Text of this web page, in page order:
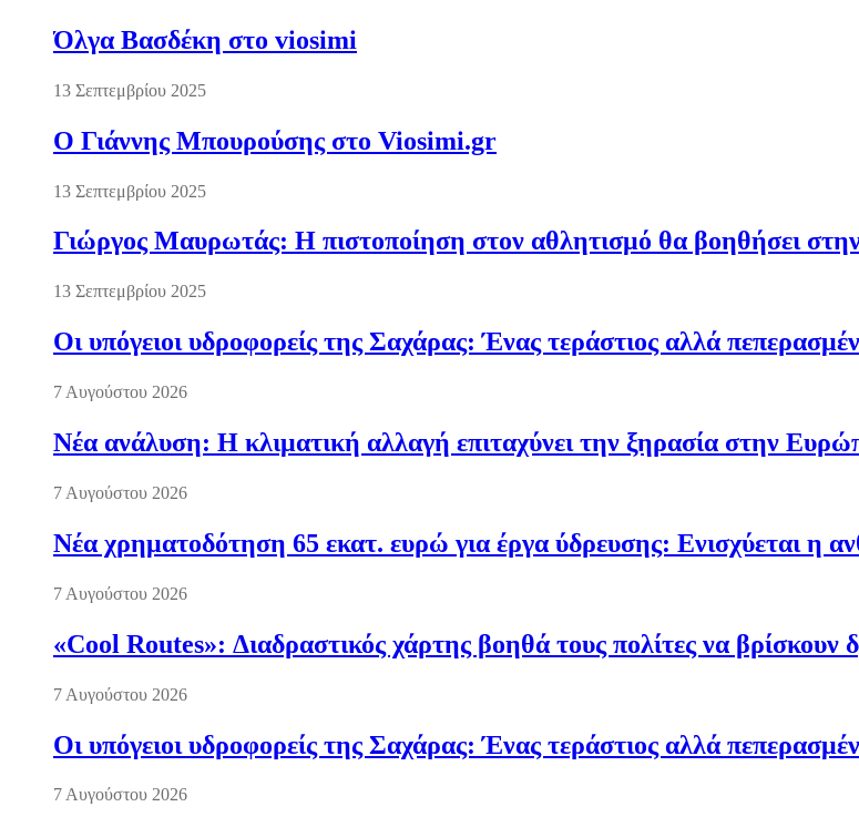
Όλγα Βασδέκη στο viosimi
13 Σεπτεμβρίου 2025
Ο Γιάννης Μπουρούσης στο Viosimi.gr
13 Σεπτεμβρίου 2025
Γιώργος Μαυρωτάς: Η πιστοποίηση στον αθλητισμό θα βοηθήσει
13 Σεπτεμβρίου 2025
Οι υπόγειοι υδροφορείς της Σαχάρας: Ένας τεράστιος αλλά
7 Αυγούστου 2026
Νέα ανάλυση: Η κλιματική αλλαγή επιταχύνει την ξηρασία στην
7 Αυγούστου 2026
Νέα χρηματοδότηση 65 εκατ. ευρώ για έργα ύδρευσης: Ενισχύεται η
7 Αυγούστου 2026
«Cool Routes»: Διαδραστικός χάρτης βοηθά τους πολίτες να βρίσκουν
7 Αυγούστου 2026
Οι υπόγειοι υδροφορείς της Σαχάρας: Ένας τεράστιος αλλά
7 Αυγούστου 2026